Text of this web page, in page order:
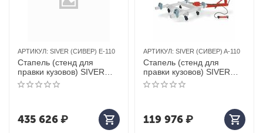
АРТИКУЛ: SIVER (СИВЕР) Е-110
Стапель (стенд для
правки кузовов) SIVER
(СИВЕР) Е-109
435 626₽
АРТИКУЛ: SIVER (СИВЕР) A-110
Стапель (стенд для
правки кузовов) SIVER
(сивер) A-110
119 976₽